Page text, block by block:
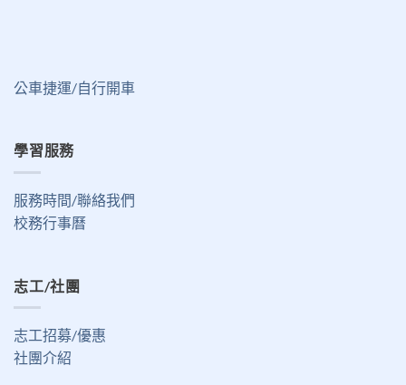
公車捷運/自行開車
學習服務
服務時間/聯絡我們
校務行事曆
志工/社團
志工招募/優惠
社團介紹